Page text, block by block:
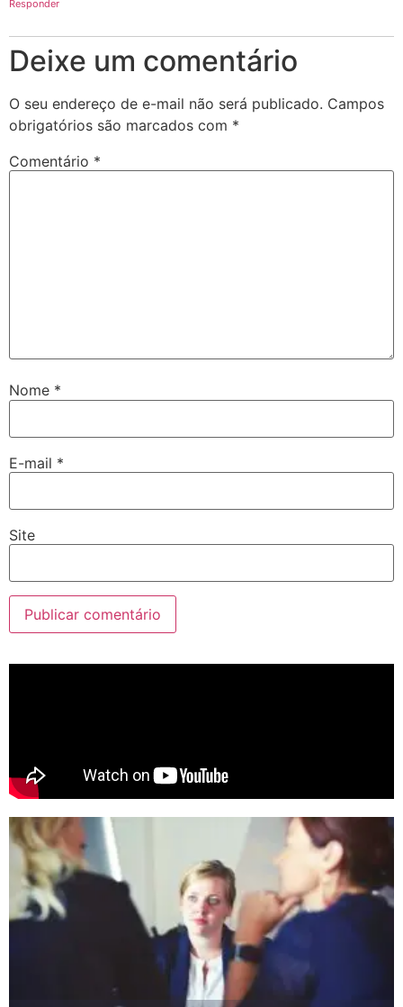
Responder
Deixe um comentário
O seu endereço de e-mail não será publicado. Campos
obrigatórios são marcados com *
Comentário *
Nome *
E-mail *
Site